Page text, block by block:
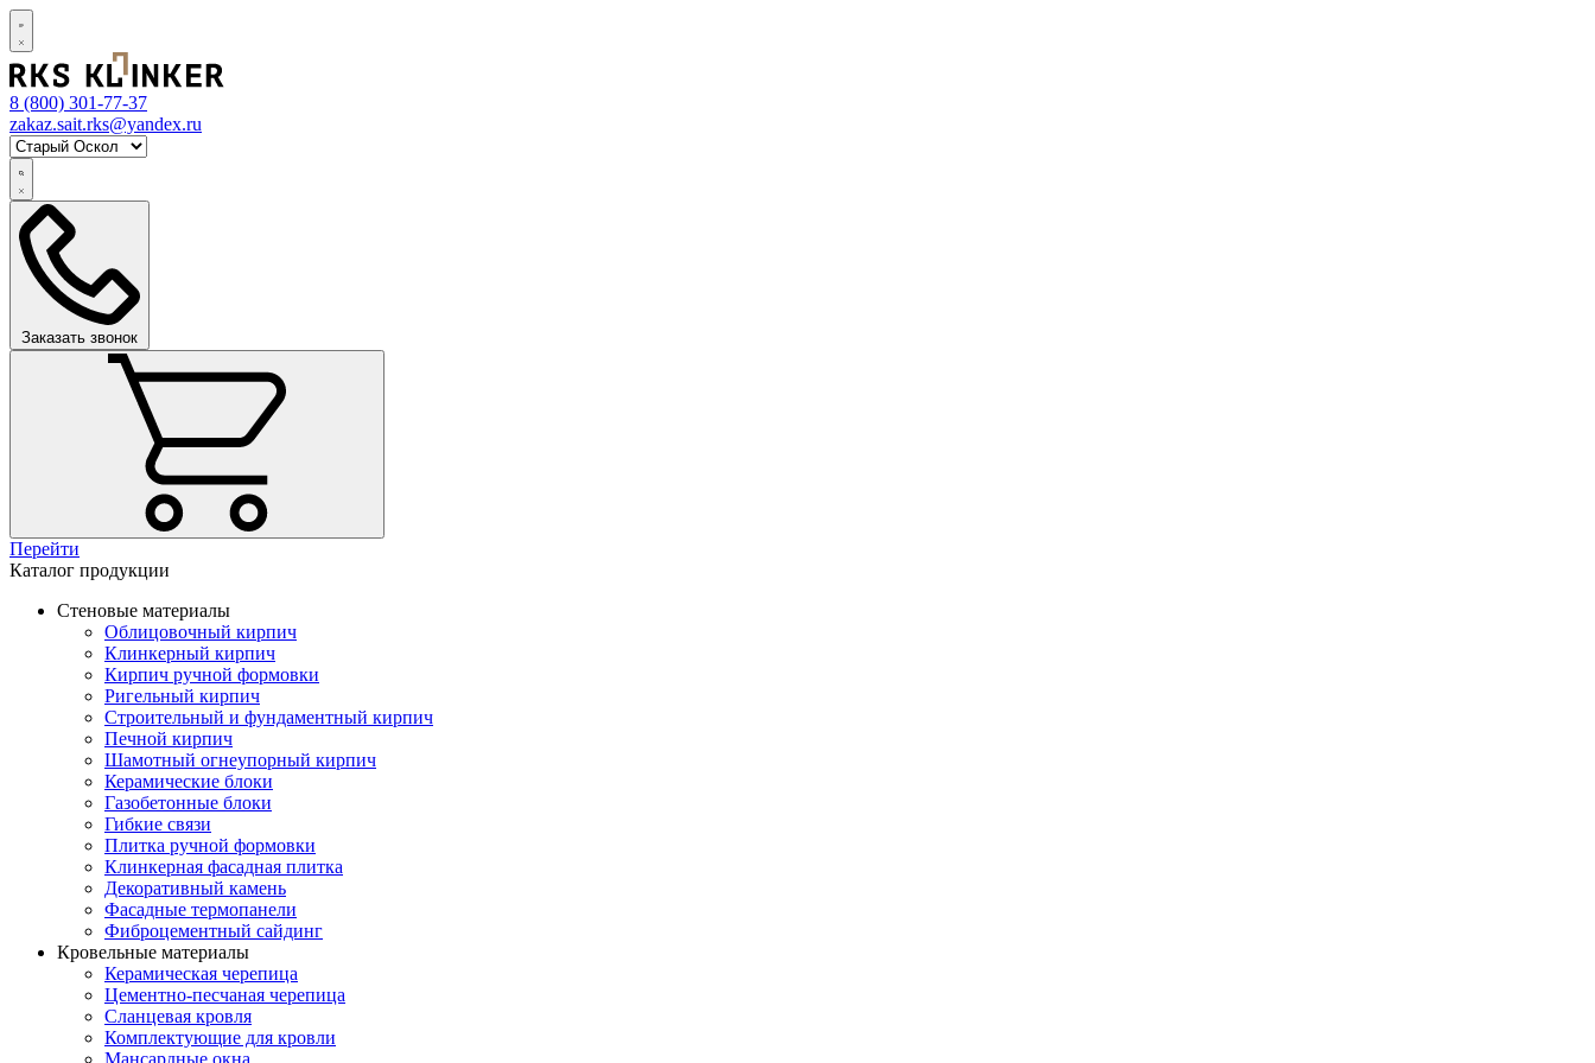
8 (800) 301-77-37
zakaz.sait.rks@yandex.ru
Заказать звонок
Перейти
Каталог продукции
Стеновые материалы
Облицовочный кирпич
Клинкерный кирпич
Кирпич ручной формовки
Ригельный кирпич
Строительный и фундаментный кирпич
Печной кирпич
Шамотный огнеупорный кирпич
Керамические блоки
Газобетонные блоки
Гибкие связи
Плитка ручной формовки
Клинкерная фасадная плитка
Декоративный камень
Фасадные термопанели
Фиброцементный сайдинг
Кровельные материалы
Керамическая черепица
Цементно-песчаная черепица
Сланцевая кровля
Комплектующие для кровли
Мансардные окна